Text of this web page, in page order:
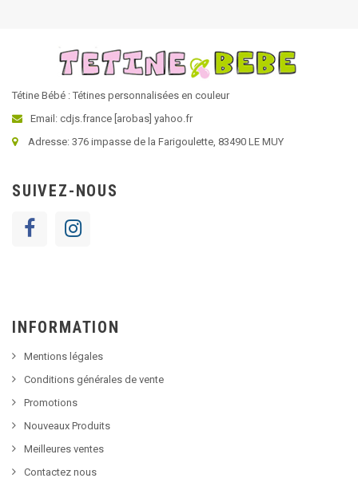
Tétine Bébé : Tétines personnalisées en couleur
Email: cdjs.france [arobas] yahoo.fr
Adresse: 376 impasse de la Farigoulette, 83490 LE MUY
SUIVEZ-NOUS
INFORMATION
Mentions légales
Conditions générales de vente
Promotions
Nouveaux Produits
Meilleures ventes
Contactez nous